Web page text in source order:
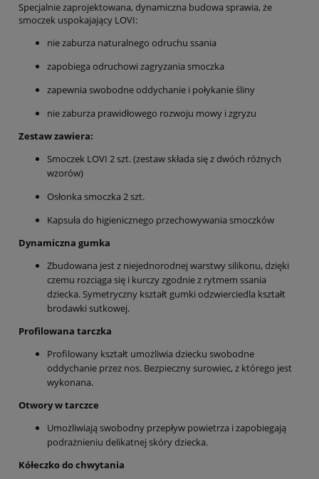
Specjalnie zaprojektowana, dynamiczna budowa sprawia, że
smoczek uspokajający LOVI:
nie zaburza naturalnego odruchu ssania
zapobiega odruchowi zagryzania smoczka
zapewnia swobodne oddychanie i połykanie śliny
nie zaburza prawidłowego rozwoju mowy i zgryzu
Zestaw zawiera:
Smoczek LOVI 2 szt. (zestaw składa się z dwóch różnych
wzorów)
Osłonka smoczka 2 szt.
Kapsuła do higienicznego przechowywania smoczków
Dynamiczna gumka
Zbudowana jest z niejednorodnej warstwy silikonu, dzięki
czemu rozciąga się i kurczy zgodnie z rytmem ssania
dziecka. Symetryczny kształt gumki odzwierciedla kształt
brodawki sutkowej.
Profilowana tarczka
Profilowany kształt umożliwia dziecku swobodne
oddychanie przez nos. Bezpieczny surowiec, z którego jest
wykonana.
Otwory w tarczce
Umożliwiają swobodny przepływ powietrza i zapobiegają
podrażnieniu delikatnej skóry dziecka.
Kółeczko do chwytania